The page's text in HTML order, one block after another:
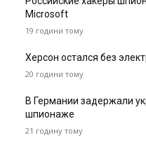
Microsoft
19 години тому
Херсон остался без
20 години тому
В Германии задержали
шпионаже
21 годину тому